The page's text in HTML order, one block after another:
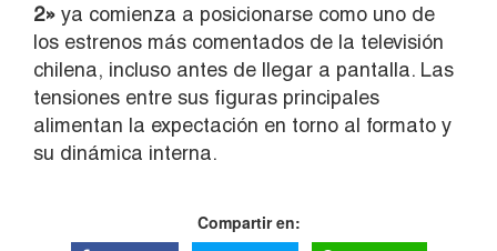
2» ya comienza a posicionarse como uno de
los estrenos más comentados de la televisión
chilena, incluso antes de llegar a pantalla. Las
tensiones entre sus figuras principales
alimentan la expectación en torno al formato y
su dinámica interna.
Compartir en: